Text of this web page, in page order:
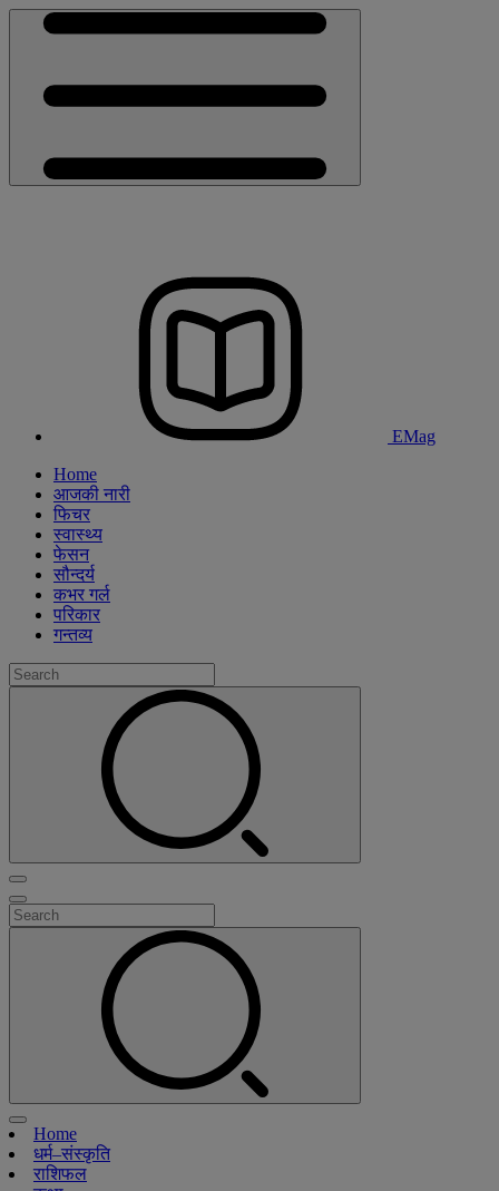
EMag
Home
आजकी नारी
फिचर
स्वास्थ्य
फेसन
सौन्दर्य
कभर गर्ल
परिकार
गन्तव्य
Home
धर्म–संस्कृति
राशिफल